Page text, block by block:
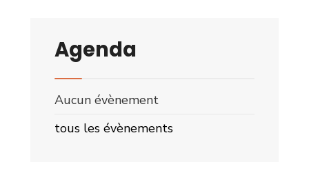
Agenda
Aucun évènement
tous les évènements